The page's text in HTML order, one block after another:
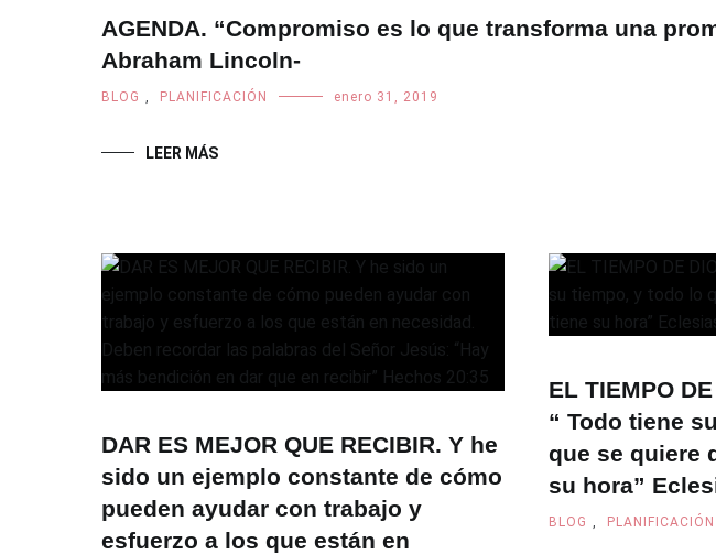
AGENDA. “Compromiso es lo que transforma una
Abraham Lincoln-
BLOG , PLANIFICACIÓN enero 31, 2019
LEER MÁS
DAR ES MEJOR QUE RECIBIR. Y he
sido un ejemplo constante de cómo
pueden ayudar con trabajo y
esfuerzo a los que están en
EL TIEMPO
“ Todo tiene
que se quiere
su hora”
BLOG , PLANIFICACIÓN